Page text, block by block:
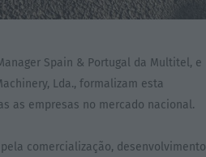
Spain & Portugal da Multitel, e
Lda., formalizam esta
as empresas no mercado nacional.
comercialização, desenvolvimento